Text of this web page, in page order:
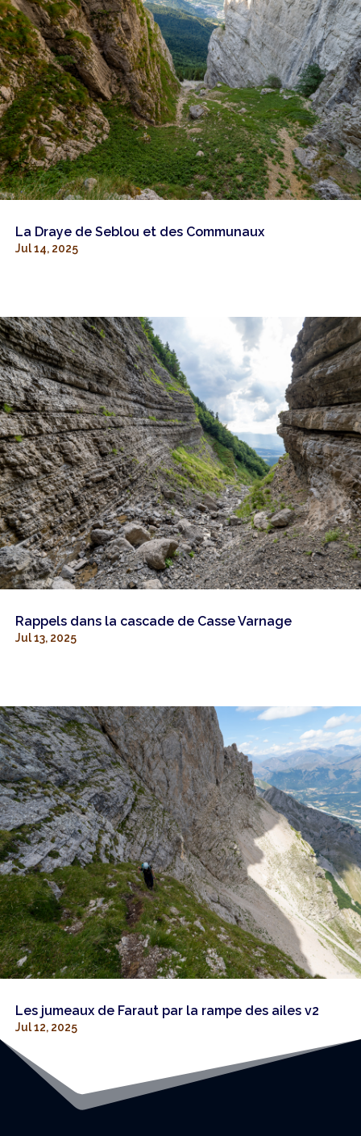
La Draye de Seblou et des Communaux
Jul 14, 2025
Rappels dans la cascade de Casse Varnage
Jul 13, 2025
Les jumeaux de Faraut par la rampe des ailes v2
Jul 12, 2025